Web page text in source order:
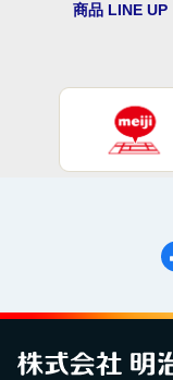
商品 LINE UP